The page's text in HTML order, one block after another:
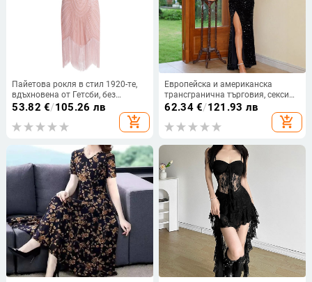
Пайетова рокля в стил 1920-те,
вдъхновена от Гетсби, без
ръкави, дълбоко V-образно
деколте, талия средна, пола
миди, полиестер
53.82 €/105.26 лв
add_shopping_cart
Европейска и американска
трансгранична търговия, секси
рокля с висок цепка и пайети,
презрамки, модна вечерна рокля,
62.34€/121.93 лв
add_shopping_cart